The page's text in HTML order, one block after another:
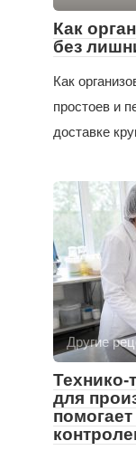
Как
без
Как
простоев и
доставке
Другие
Технико-
для